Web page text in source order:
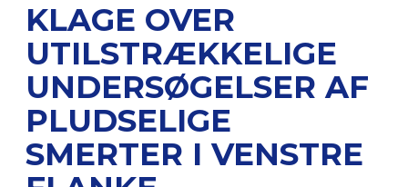
KLAGE OVER
UTILSTRÆKKELIGE
UNDERSØGELSER AF
PLUDSELIGE
SMERTER I VENSTRE